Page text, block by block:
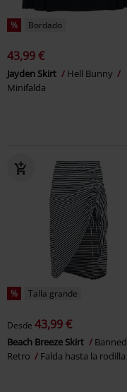
% Bordado
43,99 €
Jayden Skirt
Hell Bunny
Minifalda
% Talla grande
Desde 43,99 €
Beach Breeze Skirt
Banned
Retro
Falda hasta la rodilla